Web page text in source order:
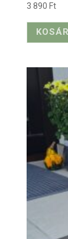
3 890 Ft